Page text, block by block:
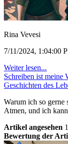
Rina Vevesi
7/11/2024, 1:04:00
Weiter lesen...
Schreiben ist meine
Geschichten des
Warum ich so gerne
Atmen, und ich
Artikel angesehen
Bewertung der